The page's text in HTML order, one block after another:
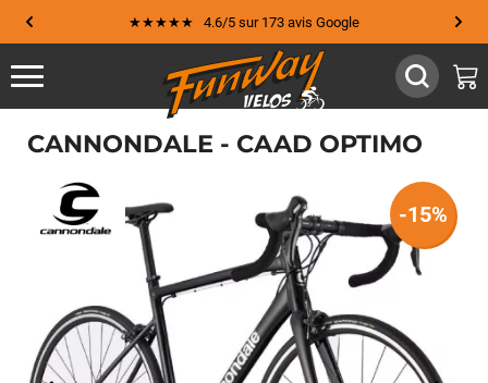
★★★★★ 4.6/5 sur 173 avis Google
CANNONDALE - CAAD OPTIMO
-15%